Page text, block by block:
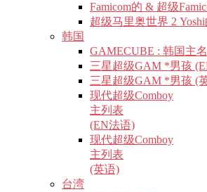
Famicom的 & 超级
超级马里奥世界 2
韩国
GAMECUBE : 韩国主
三星超级GAM *男孩
三星超级GAM *男孩 (
现代超级Comboy
主列表
(EN法语)
现代超级Comboy
主列表
(英语)
台湾